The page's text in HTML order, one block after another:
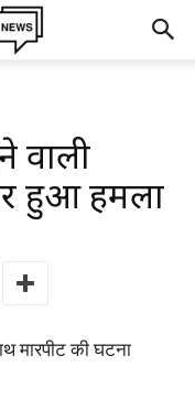
वाली
हुआ हमला
मारपीट की घटना